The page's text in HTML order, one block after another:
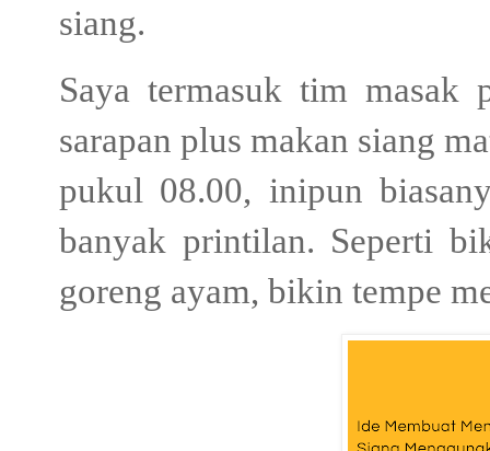
siang.
Saya termasuk tim masak
sarapan plus makan siang
pukul 08.00, inipun
banyak printilan. Seperti
goreng ayam, bikin tempe